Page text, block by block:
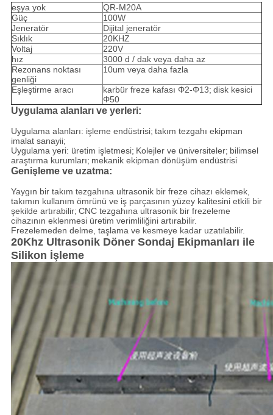
eşya yok
QR-M20A
Güç
100W
Jeneratör
Dijital jeneratör
Sıklık
20KHZ
Voltaj
220V
hız
3000 d / dak veya daha az
Rezonans noktası
genliği
10um veya daha fazla
Eşleştirme aracı karbür freze kafası Φ2-Φ13; disk kesici
Φ50
Uygulama alanları ve yerleri:
Uygulama alanları: işleme endüstrisi; takım tezgahı ekipman
imalat sanayii;
Uygulama yeri: üretim işletmesi; Kolejler ve üniversiteler; bilimsel
araştırma kurumları; mekanik ekipman dönüşüm endüstrisi
Genişleme ve uzatma:
Yaygın bir takım tezgahına ultrasonik bir freze cihazı eklemek,
takımın kullanım ömrünü ve iş parçasının yüzey kalitesini etkili bir
şekilde artırabilir; CNC tezgahına ultrasonik bir frezeleme
cihazının eklenmesi üretim verimliliğini artırabilir.
Frezelemeden delme, taşlama ve kesmeye kadar uzatılabilir.
20Khz Ultrasonik Döner Sondaj Ekipmanları ile
Silikon İşleme